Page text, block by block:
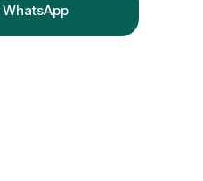
WhatsApp